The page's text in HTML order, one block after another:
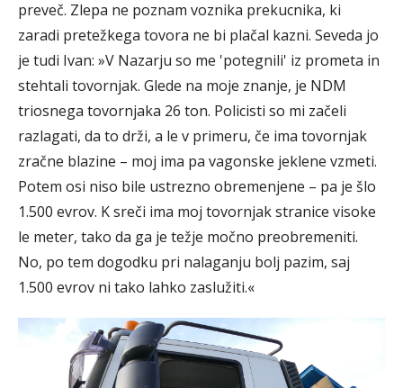
preveč. Zlepa ne poznam voznika prekucnika, ki
zaradi pretežkega tovora ne bi plačal kazni. Seveda jo
je tudi Ivan: »V Nazarju so me 'potegnili' iz prometa in
stehtali tovornjak. Glede na moje znanje, je NDM
triosnega tovornjaka 26 ton. Policisti so mi začeli
razlagati, da to drži, a le v primeru, če ima tovornjak
zračne blazine – moj ima pa vagonske jeklene vzmeti.
Potem osi niso bile ustrezno obremenjene – pa je šlo
1.500 evrov. K sreči ima moj tovornjak stranice visoke
le meter, tako da ga je težje močno preobremeniti.
No, po tem dogodku pri nalaganju bolj pazim, saj
1.500 evrov ni tako lahko zaslužiti.«